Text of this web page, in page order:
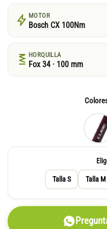
MOTOR
Bosch CX 100Nm
HORQUILLA
Fox 34 · 100 mm
Talla S Talla M